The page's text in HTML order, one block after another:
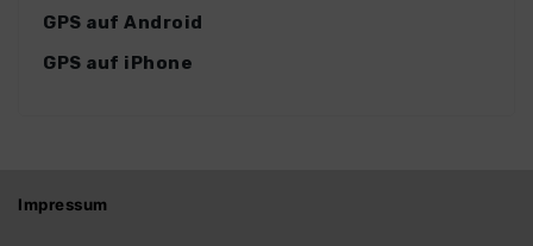
GPS auf Android
GPS auf iPhone
Impressum